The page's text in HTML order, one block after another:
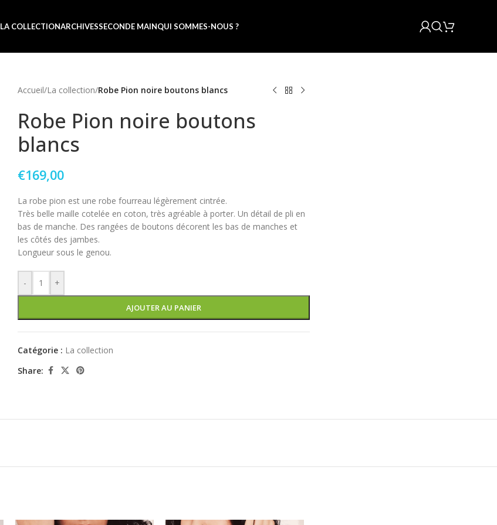
LA COLLECTIONARCHIVESSECONDE MAINQUI SOMMES-NOUS ?
Accueil/La collection/Robe Pion noire boutons blancs
Robe Pion noire boutons
blancs
€169,00
La robe pion est une robe fourreau légèrement cintrée.
Très belle maille cotelée en coton, très agréable à porter. Un détail de pli en
bas de manche. Des rangées de boutons décorent les bas de manches et
les côtés des jambes.
Longueur sous le genou.
- +
AJOUTER AU PANIER
Catégorie : La collection
Share: